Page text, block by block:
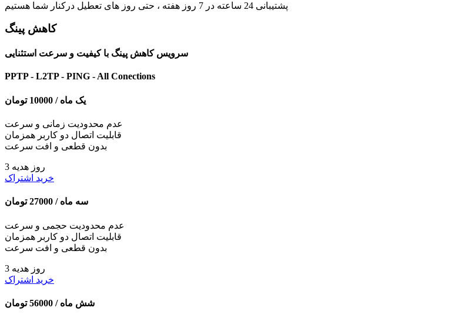
پشتیبانی 24 ساعته در 7 روز هفته ، حتی روز های تعطیل درکنار شما هستیم
کاهش پینگ
سرویس کاهش پینگ با کیفیت و سرعت استثنایی
PPTP - L2TP - PING - All Conections
یک ماه / 10000 تومان
عدم محدودیت زمانی و سرعت
قابلیت اتصال دو کاربر همزمان
بدون قطعی و افت سرعت
3 روز هدیه
خرید اشتراک
سه ماه / 27000 تومان
عدم محدودیت حجمی و سرعت
قابلیت اتصال دو کاربر همزمان
بدون قطعی و افت سرعت
3 روز هدیه
خرید اشتراک
شش ماه / 56000 تومان